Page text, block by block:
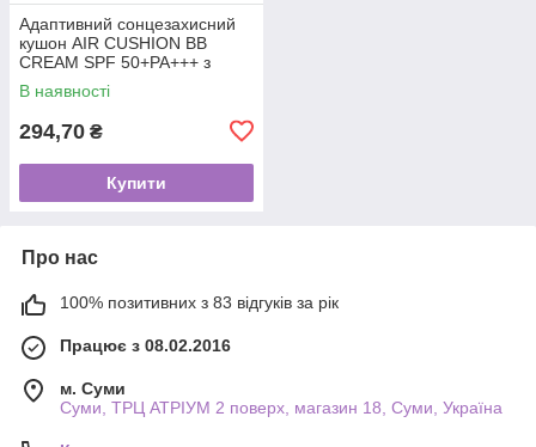
Адаптивний сонцезахисний
кушон AIR CUSHION BB
CREAM SPF 50+PA+++ з
ніацинамідом та пантенолом
15 грам (Змінний блок)
В наявності
294,70 ₴
Купити
Про нас
100% позитивних з 83 відгуків за рік
Працює з 08.02.2016
м. Суми
Суми, ТРЦ АТРІУМ 2 поверх, магазин 18, Суми, Україна